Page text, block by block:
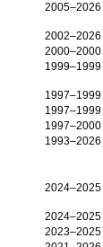
2005–2026
2002–2026
2000–2000
1999–1999
1997–1999
1997–1999
1997–2000
1993–2026
2024–2025
2024–2025
2023–2025